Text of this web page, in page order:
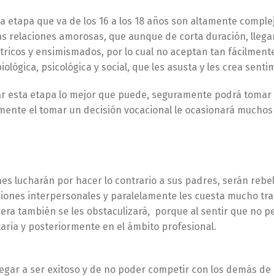
que va de los 16 a los 18 años son altamente
amorosas, que aunque de corta duración,
y ensimismados, por lo cual no aceptan tan
psicológica y social, que les asusta y les crea
esta etapa lo mejor que puede, seguramente podrá
el tomar un decisión vocacional le ocasionará
lucharán por hacer lo contrario a sus padres, serán
interpersonales y paralelamente les cuesta mucho
también se les obstaculizará, porque al sentir que no
y posteriormente en el ámbito profesional.
a ser exitoso y de no poder competir con los demás